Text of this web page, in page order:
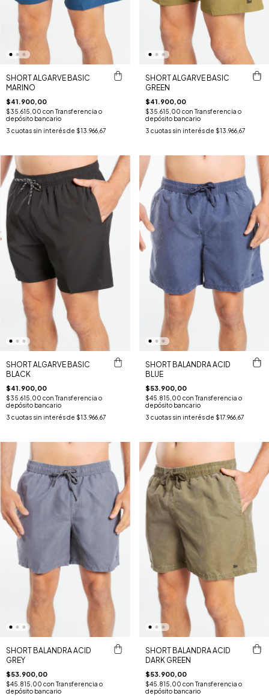
SHORT ALGARVE BASIC
MARINO
$41.900,00
$35.615,00 con Transferencia o
depósito bancario
3 cuotas sin interés de $13.966,67
SHORT ALGARVE BASIC
GREEN
$41.900,00
$35.615,00 con Transferencia o
depósito bancario
3 cuotas sin interés de $13.966,67
SHORT ALGARVE BASIC
BLACK
$41.900,00
$35.615,00 con Transferencia o
depósito bancario
3 cuotas sin interés de $13.966,67
SHORT BALANDRA ACID
BLUE
$53.900,00
$45.815,00 con Transferencia o
depósito bancario
3 cuotas sin interés de $17.966,67
SHORT BALANDRA ACID
GREY
$53.900,00
$45.815,00 con Transferencia o
depósito bancario
SHORT BALANDRA ACID
DARK GREEN
$53.900,00
$45.815,00 con Transferencia o
depósito bancario